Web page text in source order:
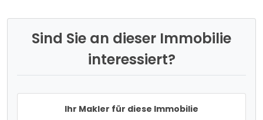
Sind Sie an dieser Immobilie
interessiert?
Ihr Makler für diese Immobilie